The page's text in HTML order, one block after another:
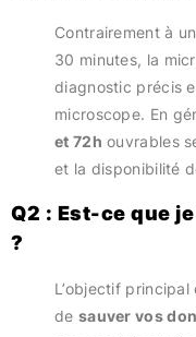
Contrairement à
30 minutes, la
diagnostic précis
microscope. En
et 72h ouvrables
et la disponibilité
Q2 : Est-ce que
?
L’objectif
de sauver vos